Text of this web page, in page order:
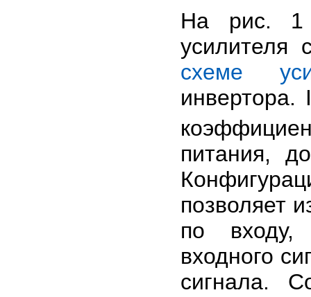
На рис. 1
схеме
инвертора.
питания,
позволяет
по входу,
входного
сигнала.